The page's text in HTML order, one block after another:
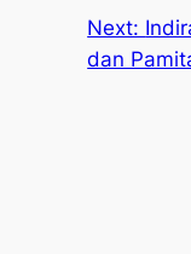
Next:
dan